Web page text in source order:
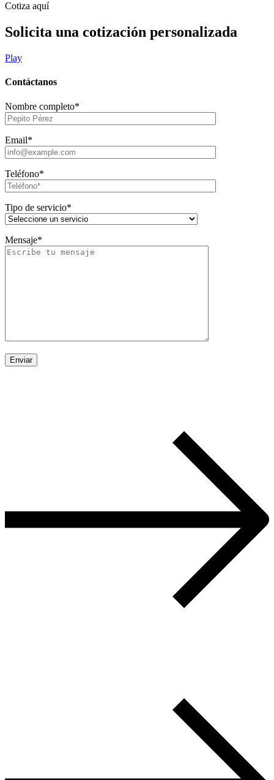
Cotiza aquí
Solicita una cotización personalizada
Play
Contáctanos
Nombre completo*
Email*
Teléfono*
Tipo de servicio*
Mensaje*